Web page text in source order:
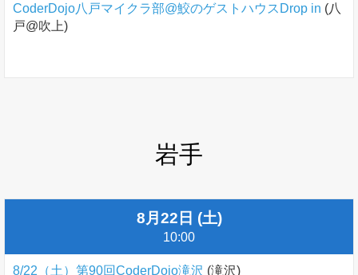
CoderDojo八戸マイクラ部@鮫のゲストハウスDrop in (八
戸@吹上)
岩手
8月22日 (土)
10:00
8/22（土）第90回CoderDojo滝沢 (滝沢)